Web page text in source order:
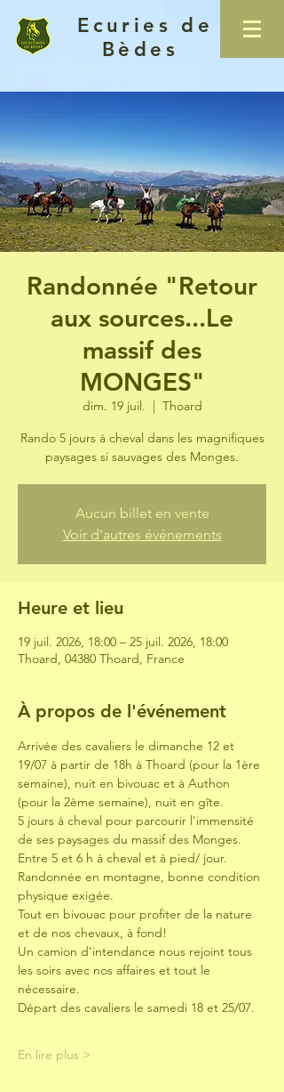
Ecuries de
Bèdes
Randonnée "Retour
aux sources...Le
massif des
MONGES"
dim. 19 juil.
  |
Thoard
Rando 5 jours à cheval dans les magnifiques
paysages si sauvages des Monges.
Aucun billet en vente
Voir d'autres événements
Heure et lieu
19 juil. 2026, 18:00 – 25 juil. 2026, 18:00
Thoard, 04380 Thoard, France
À propos de l'événement
Arrivée des cavaliers le dimanche 12 et
19/07 à partir de 18h à Thoard (pour la 1ère
semaine), nuit en bivouac et à Authon
(pour la 2ème semaine), nuit en gîte.
5 jours à cheval pour parcourir l'immensité
de ses paysages du massif des Monges.
Entre 5 et 6 h à cheval et à pied/ jour.
Randonnée en montagne, bonne condition
physique exigée.
Tout en bivouac pour profiter de la nature
et de nos chevaux, à fond!
Un camion d'intendance nous rejoint tous
les soirs avec nos affaires et tout le
nécessaire.
Départ des cavaliers le samedi 18 et 25/07.
En lire plus >